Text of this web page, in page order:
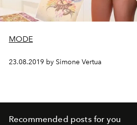
MODE
23.08.2019 by Simone Vertua
Recommended posts for you